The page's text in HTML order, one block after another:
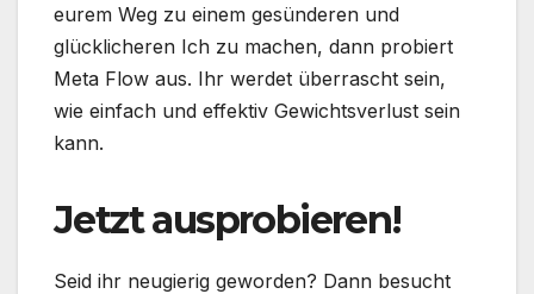
eurem Weg zu einem gesünderen und
glücklicheren Ich zu machen, dann probiert
Meta Flow aus. Ihr werdet überrascht sein,
wie einfach und effektiv Gewichtsverlust sein
kann.
Jetzt ausprobieren!
Seid ihr neugierig geworden? Dann besucht